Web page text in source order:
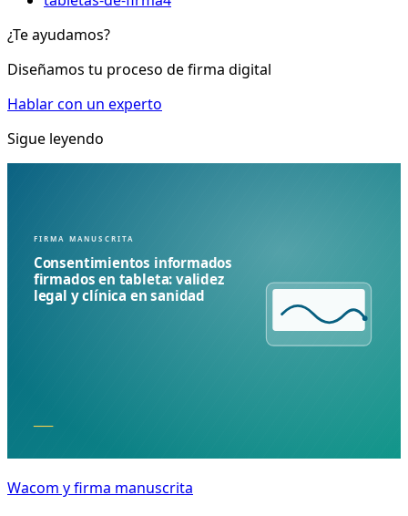
¿Te ayudamos?
Diseñamos tu proceso de firma digital
Hablar con un experto
Sigue leyendo
Wacom y firma manuscrita